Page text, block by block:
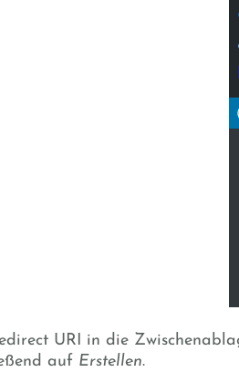
URI in die
auf Erstellen.